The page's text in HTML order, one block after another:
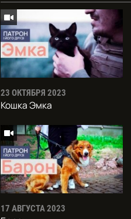
23 ОКТЯБРЯ 2023
Кошка Эмка
17 АВГУСТА 2023